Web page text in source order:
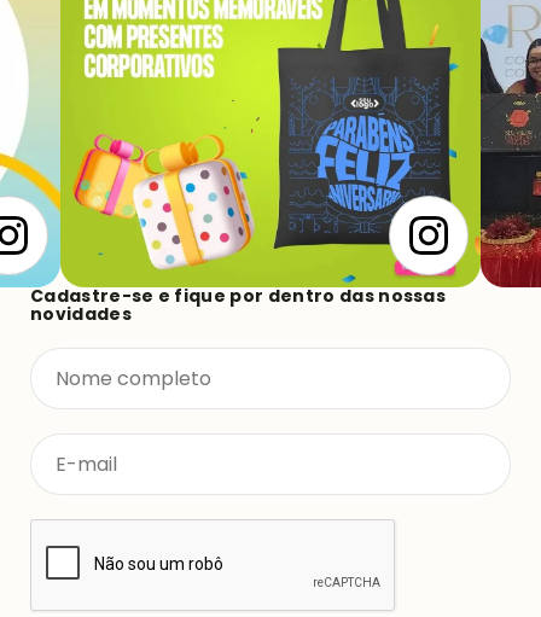
Cadastre-se e fique por dentro das nossas
novidades